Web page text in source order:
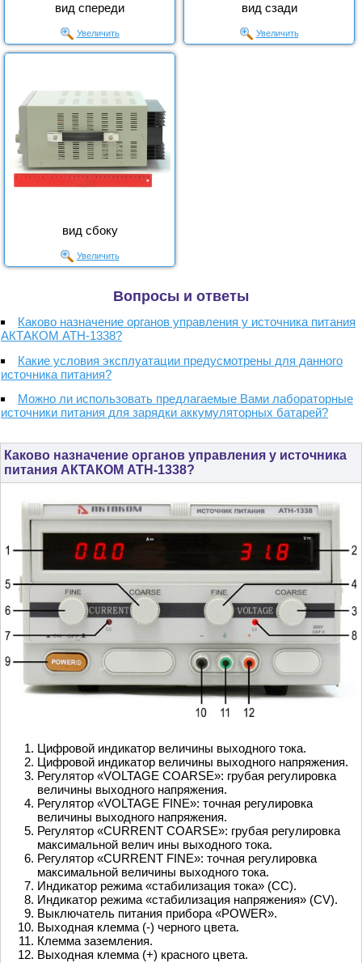
вид спереди
Увеличить
вид сзади
Увеличить
вид сбоку
Увеличить
Вопросы и ответы
Каково назначение органов управления у источника питания
АКТАКОМ АТН-1338?
Какие условия эксплуатации предусмотрены для данного
источника питания?
Можно ли использовать предлагаемые Вами лабораторные
источники питания для зарядки аккумуляторных батарей?
Каково назначение органов управления у источника
питания АКТАКОМ АТН-1338?
Цифровой индикатор величины выходного тока.
Цифровой индикатор величины выходного напряжения.
Регулятор «VOLTAGE COARSE»: грубая регулировка
величины выходного напряжения.
Регулятор «VOLTAGE FINE»: точная регулировка
величины выходного напряжения.
Регулятор «CURRENT COARSE»: грубая регулировка
максимальной велич ины выходного тока.
Регулятор «CURRENT FINE»: точная регулировка
максимальной величины выходного тока.
Индикатор режима «стабилизация тока» (СС).
Индикатор режима «стабилизация напряжения» (CV).
Выключатель питания прибора «POWER».
Выходная клемма (-) черного цвета.
Клемма заземления.
Выходная клемма (+) красного цвета.